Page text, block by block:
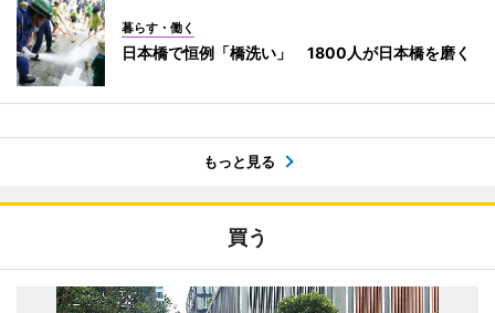
暮らす・働く
日本橋で恒例「橋洗い」 1800人が日本橋を磨く
もっと見る
買う